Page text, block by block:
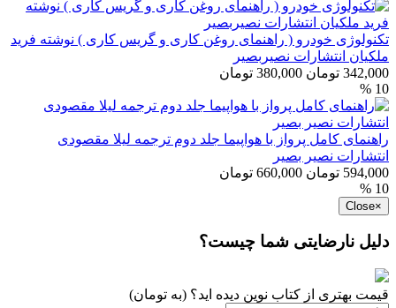
تکنولوژی خودرو ( راهنمای روغن کاری و گریس کاری ) نوشته فرید
ملکیان انتشارات نصیربصیر
342,000 تومان
380,000 تومان
10 %
راهنمای کامل پرواز با هواپیما جلد دوم ترجمه لیلا مقصودی
انتشارات نصیر بصیر
594,000 تومان
660,000 تومان
10 %
×
Close
دلیل نارضایتی شما چیست؟
قیمت بهتری از کتاب نوین دیده اید؟ (به تومان)